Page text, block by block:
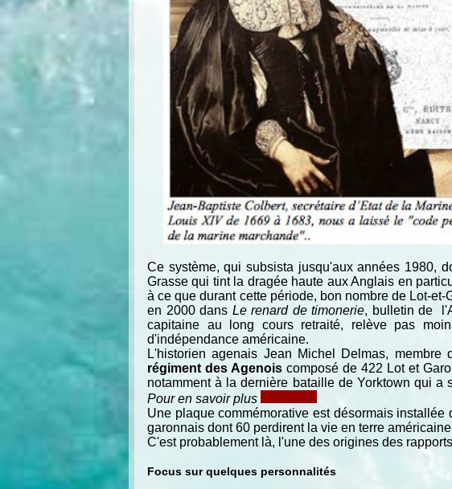
Ce système, qui subsista jusqu'aux années 1980,
Grasse qui tint la dragée haute aux Anglais en
à ce que durant cette période, bon nombre de Lot-
en 2000 dans Le renard de timonerie, bulletin de
capitaine au long cours retraité, relève pas
d'indépendance américaine.
L'historien agenais Jean Michel Delmas,
régiment des Agenois composé de 422 Lot et
notamment à la dernière bataille de Yorktown qui
Pour en savoir plus
Une plaque commémorative est désormais
garonnais dont 60 perdirent la vie en terre
C'est probablement là, l'une des origines des
Focus sur quelques personnalités